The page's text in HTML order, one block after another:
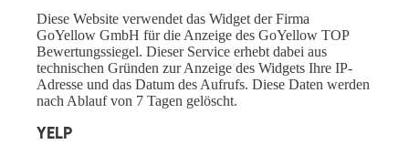
Diese Website verwendet das Widget der Firma
GoYellow GmbH für die Anzeige des GoYellow TOP
Bewertungssiegel. Dieser Service erhebt dabei aus
technischen Gründen zur Anzeige des Widgets Ihre IP-
Adresse und das Datum des Aufrufs. Diese Daten werden
nach Ablauf von 7 Tagen gelöscht.
Yelp